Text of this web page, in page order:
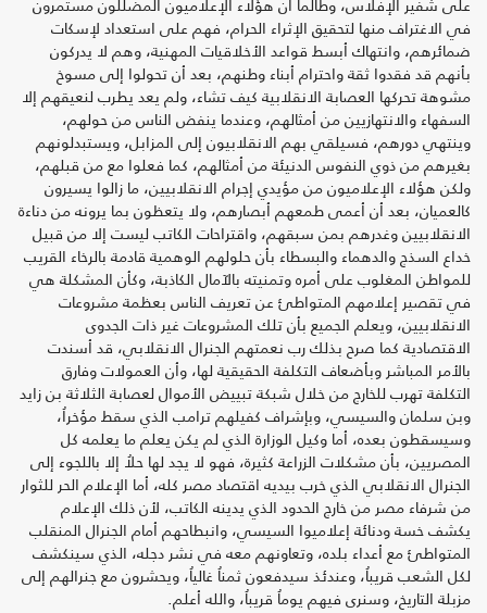
على شفير الإفلاس، وطالماُ أن هؤلاء الإعلاميون المضللون مستمرون
في الاغتراف منها لتحقيق الإثراء الحرام، فهم على استعداد لإسكات
ضمائرهم، وانتهاك أبسط قواعد الأخلاقيات المهنية، وهم لا يدركون
بأنهم قد فقدوا ثقة واحترام أبناء وطنهم، بعد أن تحولوا إلى مسوخ
مشوهة تحركها العصابة الانقلابية كيف تشاء، ولم يعد يطرب لنعيقهم إلا
السفهاء والانتهازيين من أمثالهم، وعندما ينفض الناس من حولهم،
وينتهي دورهم، فسيلقي بهم الانقلابيون إلى المزابل، ويستبدلونهم
بغيرهم من ذوي النفوس الدنيئة من أمثالهم، كما فعلوا مع من قبلهم،
ولكن هؤلاء الإعلاميون من مؤيدي إجرام الانقلابيين، ما زالوا يسيرون
كالعميان، بعد أن أعمى طمعهم أبصارهم، ولا يتعظون بما يرونه من دناءة
الانقلابيين وغدرهم بمن سبقهم، واقتراحات الكاتب ليست إلا من قبيل
خداع السذج والدهماء والبسطاء بأن حلولهم الوهمية قادمة بالرخاء القريب
للمواطن المغلوب على أمره وتمنيته بالآمال الكاذبة، وكأن المشكلة هي
في تقصير إعلامهم المتواطئ عن تعريف الناس بعظمة مشروعات
الانقلابيين، ويعلم الجميع بأن تلك المشروعات غير ذات الجدوى
الاقتصادية كما صرح بذلك رب نعمتهم الجنرال الانقلابي، قد أسندت
بالأمر المباشر وبأضعاف التكلفة الحقيقية لها، وأن العمولات وفارق
التكلفة تهرب للخارج من خلال شبكة تبييض الأموال لعصابة الثلاثة بن زايد
وبن سلمان والسيسي، وبإشراف كفيلهم ترامب الذي سقط مؤخراُ،
وسيسقطون بعده، أما وكيل الوزارة الذي لم يكن يعلم ما يعلمه كل
المصريين، بأن مشكلات الزراعة كثيرة، فهو لا يجد لها حلاُ إلا باللجوء إلى
الجنرال الانقلابي الذي خرب بيديه اقتصاد مصر كله، أما الإعلام الحر للثوار
من شرفاء مصر من خارج الحدود الذي يدينه الكاتب، لأن ذلك الإعلام
يكشف خسة ودنائة إعلاميوا السيسي، وانبطاحهم أمام الجنرال المنقلب
المتواطئ مع أعداء بلده، وتعاونهم معه في نشر دجله، الذي سينكشف
لكل الشعب قريباُ، وعندئذ سيدفعون ثمناُ غالياُ، ويحشرون مع جنرالهم إلى
مزبلة التاريخ، وسنرى فيهم يوماُ قريباُ، والله أعلم.